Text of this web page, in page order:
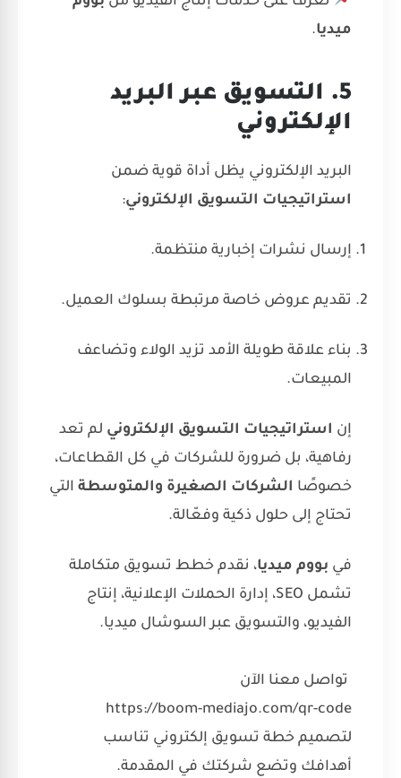
ميديا.
5. التسويق عبر البريد
الإلكتروني
البريد الإلكتروني يظل أداة قوية ضمن
استراتيجيات التسويق الإلكتروني:
إرسال نشرات إخبارية منتظمة.
تقديم عروض خاصة مرتبطة بسلوك العميل.
بناء علاقة طويلة الأمد تزيد الولاء وتضاعف
المبيعات.
إن استراتيجيات التسويق الإلكتروني لم تعد
رفاهية، بل ضرورة للشركات في كل القطاعات،
خصوصًا الشركات الصغيرة والمتوسطة التي
تحتاج إلى حلول ذكية وفعّالة.
في بووم ميديا، نقدم خطط تسويق متكاملة
تشمل SEO، إدارة الحملات الإعلانية، إنتاج
الفيديو، والتسويق عبر السوشال ميديا.
تواصل معنا الآن
https://boom-mediajo.com/qr-code
لتصميم خطة تسويق إلكتروني تناسب
أهدافك وتضع شركتك في المقدمة.